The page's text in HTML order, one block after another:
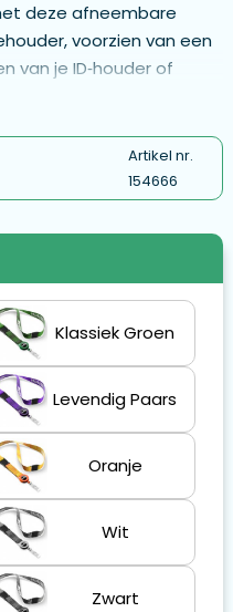
deze afneembare
voorzien van een
van je ID‑houder of
+ 12 cm worden
De
uittrekkingen en
is ca. 90 cm lang. -
Artikel nr.
154666
Klassiek Groen
Levendig Paars
Oranje
Wit
Zwart